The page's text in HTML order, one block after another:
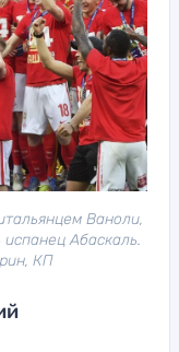
Ваноли,
Абаскаль.
КП